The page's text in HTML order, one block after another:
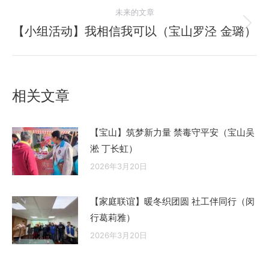
章：
未来的文章
未
【小组活动】我相信我可以（宝山罗泾 金璐）
相关文章
【宝山】筑梦新力量 禁毒守平安（宝山吴
淞 丁长虹）
2026年3月20日
【家庭联谊】暖冬织团圆 社工伴同行（闵
行葛莉雅）
2026年3月20日